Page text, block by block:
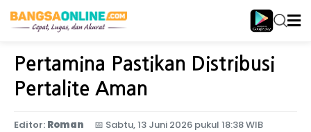
Home Nasional
Pertamina Pastikan Distribusi
Pertalite Aman
Editor: Roman 📅 Sabtu, 13 Juni 2026 pukul 18:38 WIB